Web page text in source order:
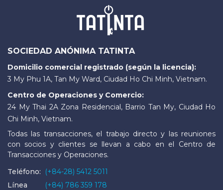
SOCIEDAD ANÓNIMA TATINTA
Domicilio comercial registrado (según la licencia):
3 My Phu 1A, Tan My Ward, Ciudad Ho Chi Minh, Vietnam.
Centro de Operaciones y Comercio:
24 My Thai 2A Zona Residencial, Barrio Tan My, Ciudad Ho
Chi Minh, Vietnam.
Todas las transacciones, el trabajo directo y las reuniones
con socios y clientes se llevan a cabo en el Centro de
Transacciones y Operaciones.
Teléfono:
(+84-28) 5412 5011
Línea
(+84) 786 359 178